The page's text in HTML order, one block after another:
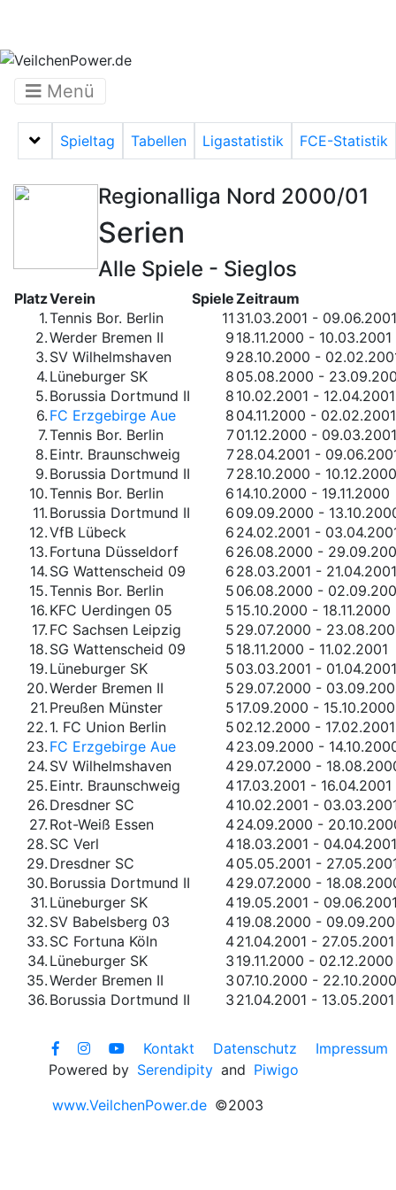
Menü
Menü auf-/zuklappen
Spieltag Tabellen Ligastatistik FCE-Statistik
Regionalliga Nord 2000/01
Serien
Alle Spiele - Sieglos
PlatzVerein SpieleZeitraum
1.Tennis Bor. Berlin 11 31.03.2001 - 09.06.2001
2.Werder Bremen II 9 18.11.2000 - 10.03.2001
3. SV Wilhelmshaven 9 28.10.2000 -
4. Lüneburger SK 8 05.08.2000 -
5. Borussia Dortmund II 8 10.02.2001 - 12.04.2001
6. FC Erzgebirge Aue 8 04.11.2000 - 02.02.2001
7.Tennis Bor. Berlin 701.12.2000 - 09.03.2001
8. Eintr. Braunschweig 728.04.2001 -
9. Borussia Dortmund II 728.10.2000 - 10.12.2000
10.Tennis Bor. Berlin 6 14.10.2000 - 19.11.2000
11. Borussia Dortmund II 6 09.09.2000 -
12.VfB Lübeck 6 24.02.2001 -
13. Fortuna Düsseldorf 6 26.08.2000 -
14. SG Wattenscheid 09 6 28.03.2001 - 21.04.2001
15.Tennis Bor. Berlin 5 06.08.2000 -
16. KFC Uerdingen 05 5 15.10.2000 - 18.11.2000
17. FC Sachsen Leipzig 5 29.07.2000 -
18. SG Wattenscheid 09 5 18.11.2000 - 11.02.2001
19. Lüneburger SK 5 03.03.2001 - 01.04.2001
20.Werder Bremen II 5 29.07.2000 -
21. Preußen Münster 5 17.09.2000 - 15.10.2000
22. 1. FC Union Berlin 5 02.12.2000 - 17.02.2001
23. FC Erzgebirge Aue 423.09.2000 -
24. SV Wilhelmshaven 429.07.2000 -
25. Eintr. Braunschweig 417.03.2001 - 16.04.2001
26. Dresdner SC 410.02.2001 -
27. Rot-Weiß Essen 424.09.2000 -
28. SC Verl 418.03.2001 - 04.04.2001
29. Dresdner SC 405.05.2001 -
30. Borussia Dortmund II 429.07.2000 -
31. Lüneburger SK 419.05.2001 -
32. SV Babelsberg 03 419.08.2000 -
33. SC Fortuna Köln 421.04.2001 - 27.05.2001
34. Lüneburger SK 3 19.11.2000 - 02.12.2000
35.Werder Bremen II 3 07.10.2000 - 22.10.2000
36. Borussia Dortmund II 3 21.04.2001 - 13.05.2001
Kontakt Datenschutz
Impressum
Powered by Serendipity and Piwigo
www.VeilchenPower.de ©2003